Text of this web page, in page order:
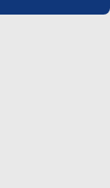
وظائف